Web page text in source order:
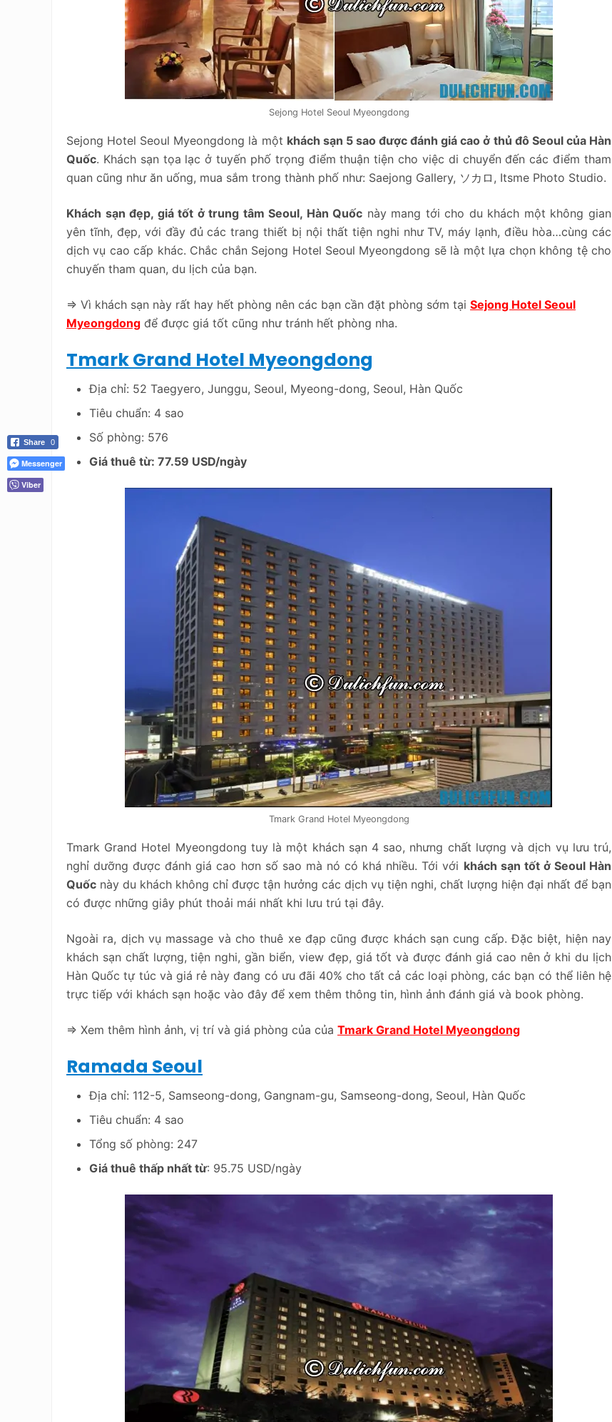
Sejong Hotel Seoul Myeongdong
Sejong Hotel Seoul Myeongdong là một khách sạn 5 sao được đánh giá cao ở thủ đô Seoul của Hàn
Quốc. Khách sạn tọa lạc ở tuyến phố trọng điểm thuận tiện cho việc di chuyển đến các điểm tham
quan cũng như ăn uống, mua sắm trong thành phố như: Saejong Gallery, ソカロ, Itsme Photo Studio.
Khách sạn đẹp, giá tốt ở trung tâm Seoul, Hàn Quốc này mang tới cho du khách một không gian
yên tĩnh, đẹp, với đầy đủ các trang thiết bị nội thất tiện nghi như TV, máy lạnh, điều hòa…cùng các
dịch vụ cao cấp khác. Chắc chắn Sejong Hotel Seoul Myeongdong sẽ là một lựa chọn không tệ cho
chuyến tham quan, du lịch của bạn.
=> Vì khách sạn này rất hay hết phòng nên các bạn cần đặt phòng sớm tại Sejong Hotel Seoul
Myeongdong để được giá tốt cũng như tránh hết phòng nha.
Tmark Grand Hotel Myeongdong
Địa chỉ: 52 Taegyero, Junggu, Seoul, Myeong-dong, Seoul, Hàn Quốc
Tiêu chuẩn: 4 sao
Số phòng: 576
Giá thuê từ: 77.59 USD/ngày
Tmark Grand Hotel Myeongdong
Tmark Grand Hotel Myeongdong tuy là một khách sạn 4 sao, nhưng chất lượng và dịch vụ lưu trú,
nghỉ dưỡng được đánh giá cao hơn số sao mà nó có khá nhiều. Tới với khách sạn tốt ở Seoul Hàn
Quốc này du khách không chỉ được tận hưởng các dịch vụ tiện nghi, chất lượng hiện đại nhất để bạn
có được những giây phút thoải mái nhất khi lưu trú tại đây.
Ngoài ra, dịch vụ massage và cho thuê xe đạp cũng được khách sạn cung cấp. Đặc biệt, hiện nay
khách sạn chất lượng, tiện nghi, gần biển, view đẹp, giá tốt và được đánh giá cao nên ở khi du lịch
Hàn Quốc tự túc và giá rẻ này đang có ưu đãi 40% cho tất cả các loại phòng, các bạn có thể liên hệ
trực tiếp với khách sạn hoặc vào đây để xem thêm thông tin, hình ảnh đánh giá và book phòng.
=> Xem thêm hình ảnh, vị trí và giá phòng của của Tmark Grand Hotel Myeongdong
Ramada Seoul
Địa chỉ: 112-5, Samseong-dong, Gangnam-gu, Samseong-dong, Seoul, Hàn Quốc
Tiêu chuẩn: 4 sao
Tổng số phòng: 247
Giá thuê thấp nhất từ: 95.75 USD/ngày
Share 0
Messenger
Viber